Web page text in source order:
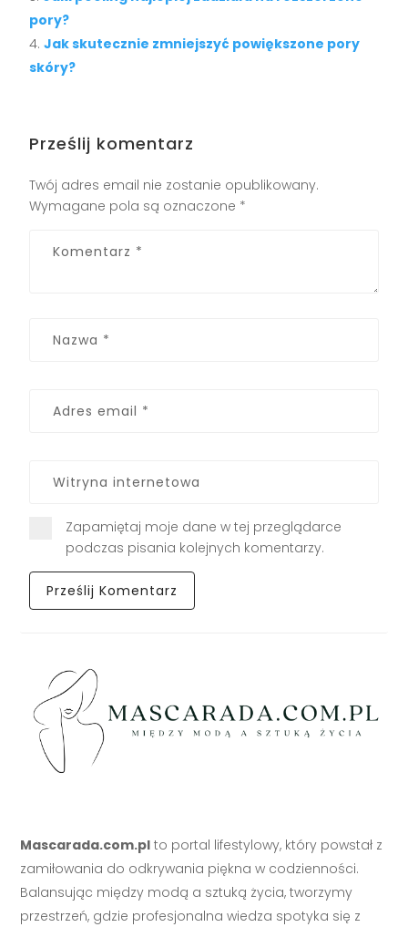
pory?
Jak skutecznie zmniejszyć powiększone pory
skóry?
Prześlij komentarz
Twój adres email nie zostanie opublikowany.
Wymagane pola są oznaczone *
Zapamiętaj moje dane w tej przeglądarce
podczas pisania kolejnych komentarzy.
Mascarada.com.pl to portal lifestylowy, który powstał z
zamiłowania do odkrywania piękna w codzienności.
Balansując między modą a sztuką życia, tworzymy
przestrzeń, gdzie profesjonalna wiedza spotyka się z